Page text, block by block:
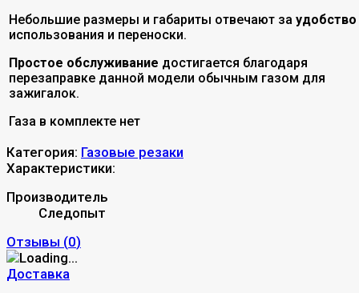
Небольшие размеры и габариты отвечают за удобство
использования и переноски.
Простое обслуживание достигается благодаря
перезаправке данной модели обычным газом для
зажигалок.
Газа в комплекте нет
Категория: Газовые резаки
Характеристики:
Производитель
Следопыт
Отзывы (0)
Доставка